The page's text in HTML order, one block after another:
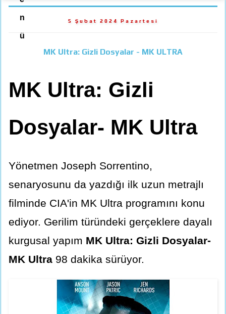
n
ü
5 Şubat 2024 Pazartesi
MK Ultra: Gizli Dosyalar - MK ULTRA
MK Ultra: Gizli
Dosyalar- MK Ultra
Yönetmen Joseph Sorrentino,
senaryosunu da yazdığı ilk uzun metrajlı
filminde CIA'in MK Ultra programını konu
ediyor. Gerilim türündeki gerçeklere dayalı
kurgusal yapım MK Ultra: Gizli Dosyalar-
MK Ultra 98 dakika sürüyor.